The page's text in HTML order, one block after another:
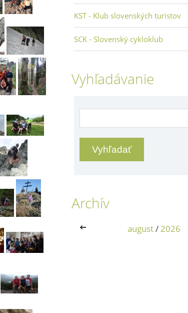
KST - Klub slovenských turistov
SCK - Slovenský cykloklub
Vyhľadávanie
Archív
<< august/2026